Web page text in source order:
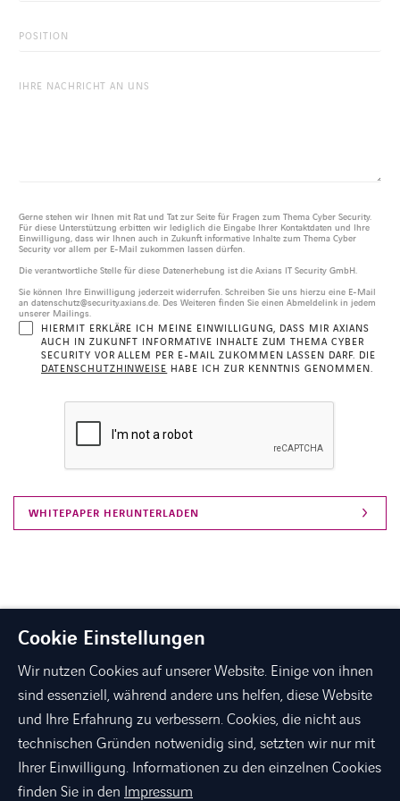
Gerne stehen wir Ihnen mit Rat und Tat zur Seite für Fragen zum Thema Cyber Security.
Für diese Unterstützung erbitten wir lediglich die Eingabe Ihrer Kontaktdaten und Ihre
Einwilligung, dass wir Ihnen auch in Zukunft informative Inhalte zum Thema Cyber
Security vor allem per E-Mail zukommen lassen dürfen.
Die verantwortliche Stelle für diese Datenerhebung ist die Axians IT Security GmbH.
Sie können Ihre Einwilligung jederzeit widerrufen. Schreiben Sie uns hierzu eine E-Mail
an datenschutz@security.axians.de. Des Weiteren finden Sie einen Abmeldelink in jedem
unserer Mailings.
HIERMIT ERKLÄRE ICH MEINE EINWILLIGUNG, DASS MIR AXIANS
AUCH IN ZUKUNFT INFORMATIVE INHALTE ZUM THEMA CYBER
SECURITY VOR ALLEM PER E-MAIL ZUKOMMEN LASSEN DARF. DIE
DATENSCHUTZHINWEISE HABE ICH ZUR KENNTNIS GENOMMEN.
linkedin
xing facebookinstagramyoutube
Cookie Einstellungen
Wir nutzen Cookies auf unserer Website. Einige von ihnen
sind essenziell, während andere uns helfen, diese Website
und Ihre Erfahrung zu verbessern. Cookies, die nicht aus
technischen Gründen notwenidig sind, setzten wir nur mit
Ihrer Einwilligung. Informationen zu den einzelnen Cookies
finden Sie in den Impressum